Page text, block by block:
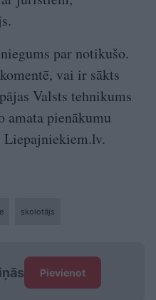
par notikušo.
vai ir sākts
Valsts tehnikums
amata pienākumu
Liepajniekiem.lv.
skolotājs
Pievienot